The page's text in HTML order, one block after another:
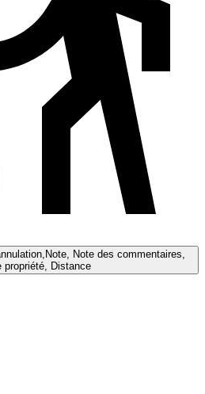
Note des commentaires,
propriété, Distance